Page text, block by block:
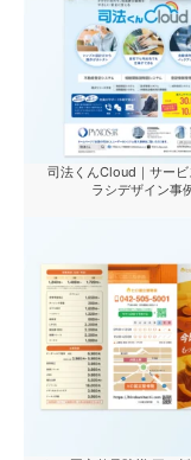
司法くんCloud｜サービ
ラシデザイン事